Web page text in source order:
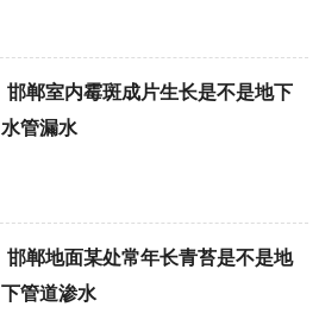
邯郸室内霉斑成片生长是不是地下
水管漏水
邯郸地面某处常年长青苔是不是地
下管道渗水